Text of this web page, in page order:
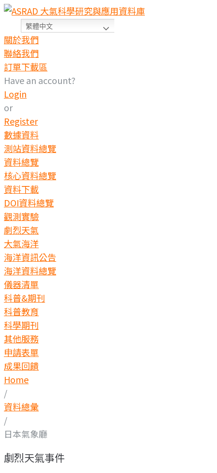
繁體中文
關於我們
聯絡我們
訂單下載區
Have an account?
Login
or
Register
數據資料
測站資料總覽
資料總覽
核心資料總覽
資料下載
DOI資料總覽
觀測實驗
劇烈天氣
大氣海洋
海洋資訊公告
海洋資料總覽
儀器清單
科普&期刊
科普教育
科學期刊
其他服務
申請表單
成果回饋
Home
/
資料總彙
/
日本氣象廳
劇烈天氣事件